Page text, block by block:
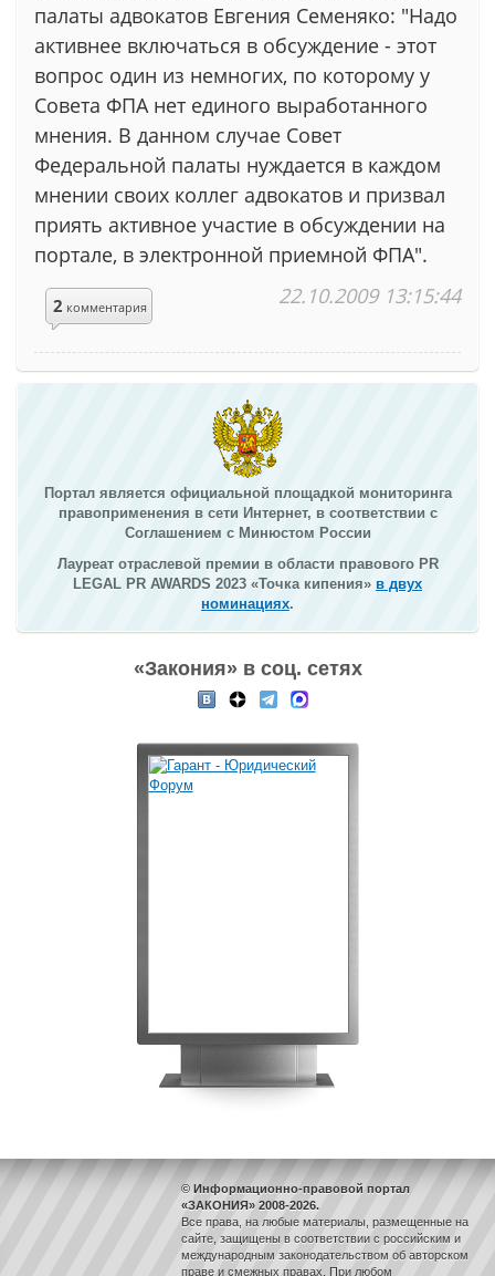
палаты адвокатов Евгения Семеняко: "Надо
активнее включаться в обсуждение - этот
вопрос один из немногих, по которому у
Совета ФПА нет единого выработанного
мнения. В данном случае Совет
Федеральной палаты нуждается в каждом
мнении своих коллег адвокатов и призвал
приять активное участие в обсуждении на
портале, в электронной приемной ФПА".
2 комментария 22.10.2009 13:15:44
Портал является официальной площадкой мониторинга
правоприменения в сети Интернет, в соответствии с
Соглашением с Минюстом России
Лауреат отраслевой премии в области правового PR
LEGAL PR AWARDS 2023 «Точка кипения» в двух
номинациях.
«Закония» в соц. сетях
© Информационно-правовой портал
«ЗАКОНИЯ» 2008-2026.
Все права, на любые материалы, размещенные на
сайте, защищены в соответствии с российским и
международным законодательством об авторском
праве и смежных правах. При любом